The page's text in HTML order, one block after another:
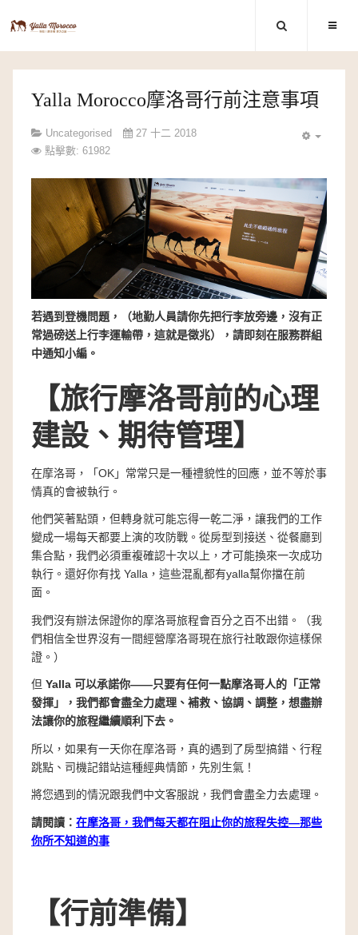
Yalla Morocco摩洛哥行前注意事項
Uncategorised
27 十二 2018
點擊數: 61982
若遇到登機問題，（地勤人員請你先把行李放旁邊，沒有正
常過磅送上行李運輸帶，這就是徵兆），請即刻在服務群組
中通知小編。
【旅行摩洛哥前的心理
建設、期待管理】
在摩洛哥，「OK」常常只是一種禮貌性的回應，並不等於事
情真的會被執行。
他們笑著點頭，但轉身就可能忘得一乾二淨，讓我們的工作
變成一場每天都要上演的攻防戰。從房型到接送、從餐廳到
集合點，我們必須重複確認十次以上，才可能換來一次成功
執行。還好你有找 Yalla，這些混亂都有yalla幫你擋在前
面。
我們沒有辦法保證你的摩洛哥旅程會百分之百不出錯。（我
們相信全世界沒有一間經營摩洛哥現在旅行社敢跟你這樣保
證。）
但 Yalla 可以承諾你——只要有任何一點摩洛哥人的「正常
發揮」，我們都會盡全力處理、補救、協調、調整，想盡辦
法讓你的旅程繼續順利下去。
所以，如果有一天你在摩洛哥，真的遇到了房型搞錯、行程
跳點、司機記錯站這種經典情節，先別生氣！
將您遇到的情況跟我們中文客服說，我們會盡全力去處理。
請閱讀： 在摩洛哥，我們每天都在阻止你的旅程失控—那些
你所不知道的事
【行前準備】